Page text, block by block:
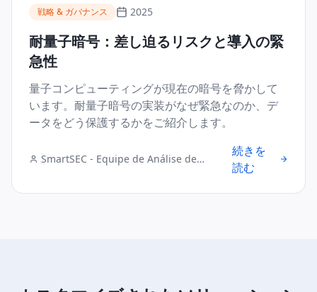
戦略 & ガバナンス 2025
耐量子暗号：差し迫るリスクと導入の緊
急性
量子コンピューティングが現在の暗号を脅かして
います。耐量子暗号の実装がなぜ緊急なのか、デ
ータをどう保護するかをご紹介します。
SmartSEC - Equipe de Análise de
続きを
読む